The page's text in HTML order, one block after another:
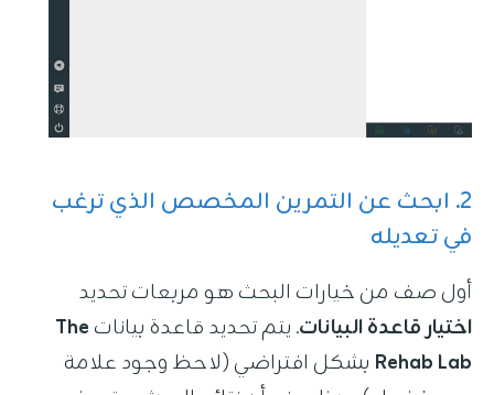
2. ابحث عن التمرين المخصص الذي ترغب
في تعديله
أول صف من خيارات البحث هو مربعات تحديد
اختيار قاعدة البيانات. يتم تحديد قاعدة بياناتThe
Rehab Lab بشكل افتراضي (لاحظ وجود علامة